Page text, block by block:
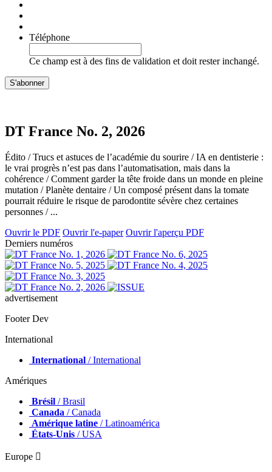
Téléphone
Ce champ est à des fins de validation et doit rester inchangé.
DT France No. 2, 2026
Édito / Trucs et astuces de l’académie du sourire / IA en dentisterie :
le vrai progrès n’est pas dans l’automatisation, mais dans la
cohérence / Comment garder la tête froide dans un monde en pleine
mutation / Planète dentaire / Un composé présent dans la tomate
pourrait réduire le risque de parodontite sévère chez certaines
personnes / ...
Ouvrir le PDF Ouvrir l'e-paper Ouvrir l'aperçu PDF
Derniers numéros
advertisement
Footer Dev
International
International / International
Amériques
Brésil / Brasil
Canada / Canada
Amérique latine / Latinoamérica
États-Unis / USA
Europe 